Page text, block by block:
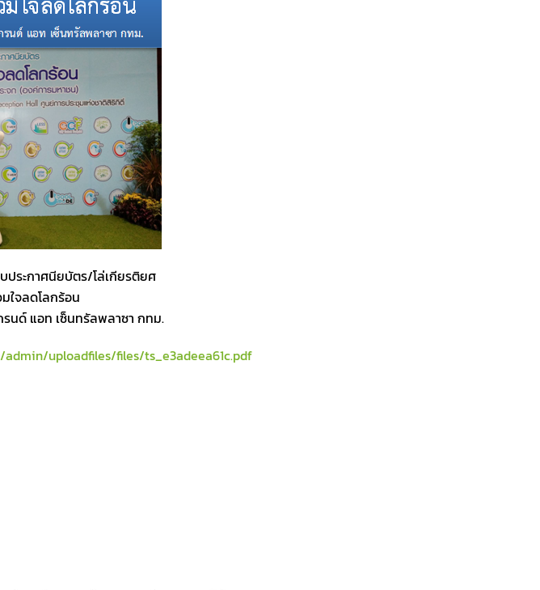
ประกาศนียบัตร/โล่เกียรติยศ
ใจลดโลกร้อน
นด์ แอท เซ็นทรัลพลาซา กทม.
uploadfiles/files/ts_e3adeea61c.pdf